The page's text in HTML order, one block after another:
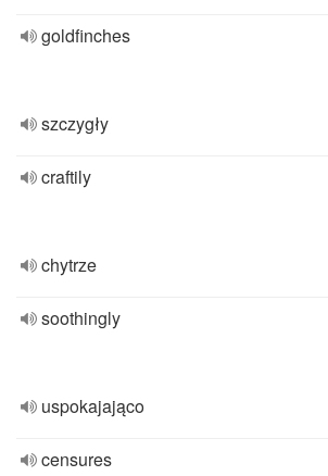
goldfinches
szczygły
craftily
chytrze
soothingly
uspokajająco
censures